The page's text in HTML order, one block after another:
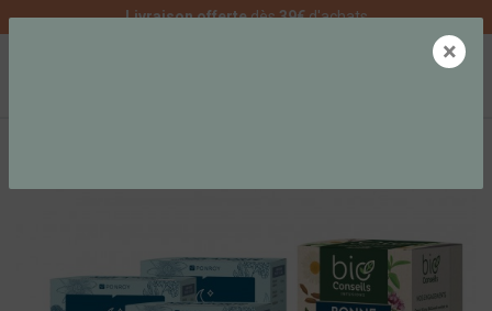
Livraison offertedès39€d'achats
×